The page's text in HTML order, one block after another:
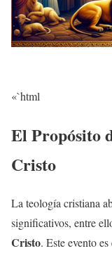
«`html
El Propósito
Cristo
La teología cristiana
significativos, entre
Cristo. Este evento